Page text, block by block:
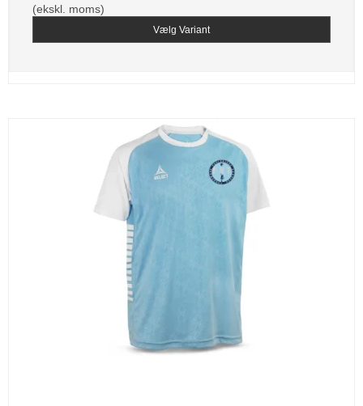
(ekskl. moms)
Vælg Variant